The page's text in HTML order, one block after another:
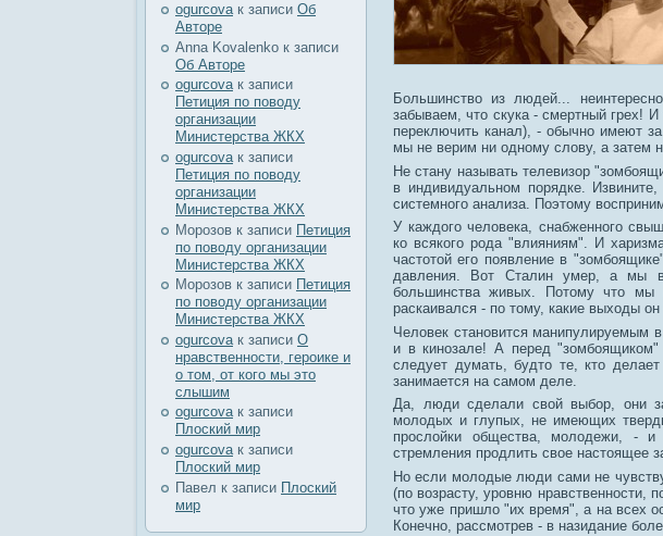
ogurcovaк записи Об
Авторе
Anna Kovalenko к записи
Об Авторе
ogurcovaк записи
Петиция по поводу
организации
Министерства ЖКХ
ogurcova к записи
Петиция по поводу
организации
Министерства ЖКХ
Морозов к записи Петиция
по поводу организации
Министерства ЖКХ
Морозов к записи Петиция
по поводу организации
Министерства ЖКХ
ogurcova к записи О
нравственности, героике и
о том, от кого мы это
слышим
ogurcovaк записи
Плоский мир
ogurcova к записи
Плоский мир
Павел к записи Плоский
мир
Большинство из людей...
забываем, что скука - смертный грех!
переключить канал), - обычно имеют
мы не верим ни одному слову, а затем
Не стану называть телевизор
в индивидуальном порядке.
системного анализа. Поэтому
У каждого человека, снабженного
ко всякого рода "влияниям". И
частотой его появление в
давления. Вот Сталин умер, а мы
большинства живых. Потому что мы
раскаивался - по тому, какие выходы
Человек становится манипулируемым
и в кинозале! А перед
следует думать, будто те, кто
занимается на самом деле.
Да, люди сделали свой выбор, они
молодых и глупых, не имеющих
прослойки общества, молодежи, -
стремления продлить свое настоящее
Но если молодые люди сами не
(по возрасту, уровню нравственности,
что уже пришло "их время", а на всех
Конечно, рассмотрев - в назидание